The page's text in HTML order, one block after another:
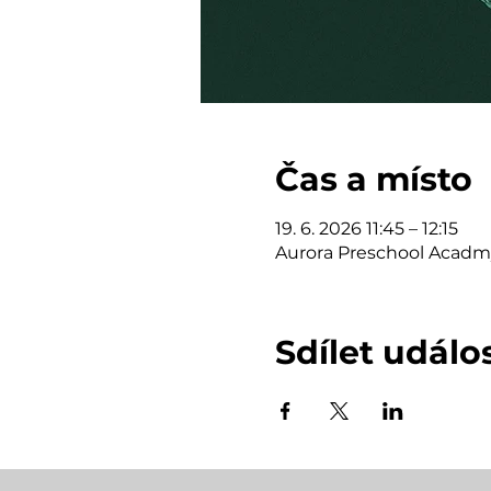
Čas a místo
19. 6. 2026 11:45 – 12:15
Aurora Preschool
Sdílet